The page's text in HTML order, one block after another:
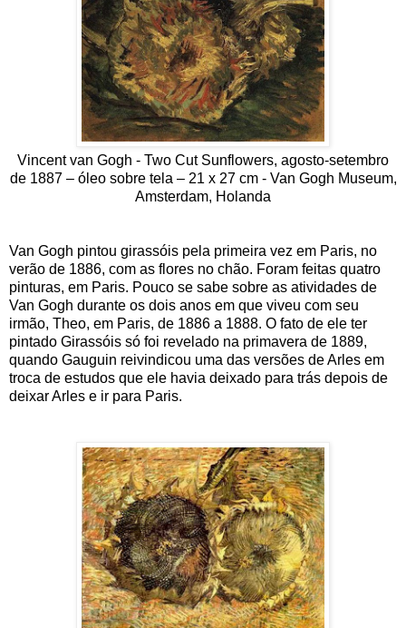
Vincent van Gogh - Two Cut Sunflowers, agosto-setembro
de 1887 – óleo sobre tela – 21 x 27 cm - Van Gogh Museum,
Amsterdam, Holanda
Van Gogh pintou girassóis pela primeira vez em Paris, no
verão de 1886, com as flores no chão. Foram feitas quatro
pinturas, em Paris. Pouco se sabe sobre as atividades de
Van Gogh durante os dois anos em que viveu com seu
irmão, Theo, em Paris, de 1886 a 1888. O fato de ele ter
pintado Girassóis só foi revelado na primavera de 1889,
quando Gauguin reivindicou uma das versões de Arles em
troca de estudos que ele havia deixado para trás depois de
deixar Arles e ir para Paris.